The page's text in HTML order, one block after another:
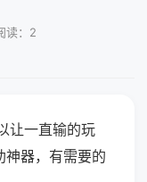
读：2
让一直输的玩
神器，有需要的